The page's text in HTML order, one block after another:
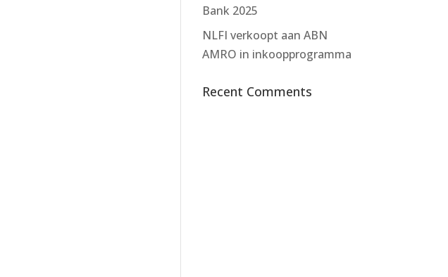
Bank 2025
NLFI verkoopt aan ABN
AMRO in inkoopprogramma
Recent Comments